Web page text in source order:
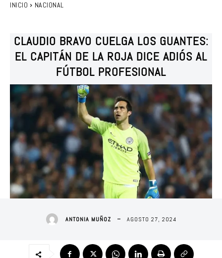
INICIO NACIONAL
CLAUDIO BRAVO CUELGA LOS GUANTES:
EL CAPITÁN DE LA ROJA DICE ADIÓS AL
FÚTBOL PROFESIONAL
ANTONIA MUÑOZ AGOSTO 27, 2024